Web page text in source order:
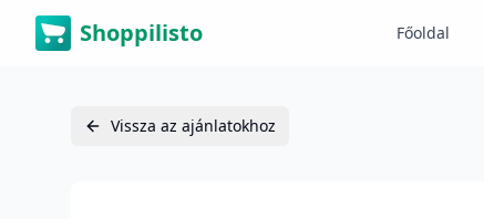
Shoppilisto Főoldal
Vissza az ajánlatokhoz